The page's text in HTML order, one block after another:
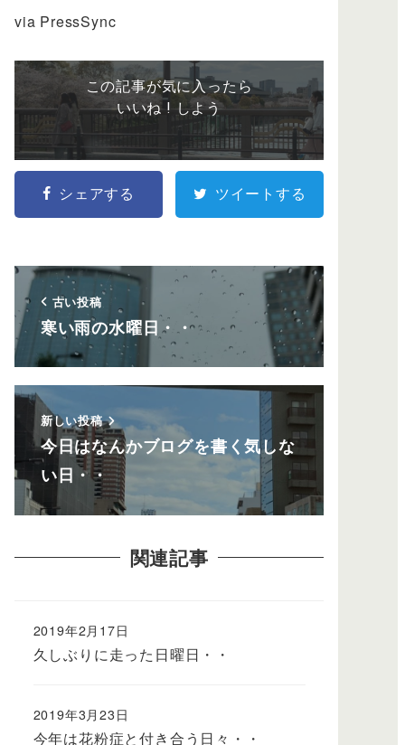
via PressSync
この記事が気に入ったら
いいね ! しよう
シェアする ツイートする
古い投稿
寒い雨の水曜日・・
新しい投稿
今日はなんかブログを書く気しな
い日・・
関連記事
久しぶりに走った日曜日・・
2019年2月17日
今年は花粉症と付き合う日々・・
2019年3月23日